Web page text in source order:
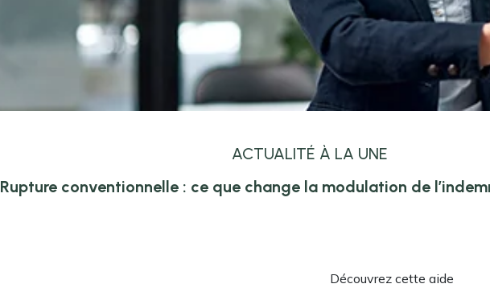
ACTUALITÉ À LA UNE
Rupture conventionnelle : ce que change la modulation de
Découvrez cette aide